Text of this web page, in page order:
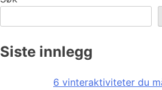
Siste innlegg
6 vinteraktiviteter du